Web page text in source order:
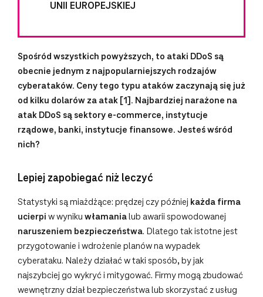
UNII EUROPEJSKIEJ
Spośród wszystkich powyższych, to ataki DDoS są
obecnie jednym z najpopularniejszych rodzajów
cyberataków. Ceny tego typu ataków zaczynają się już
od kilku dolarów za atak [1]. Najbardziej narażone na
atak DDoS są sektory e-commerce, instytucje
rządowe, banki, instytucje finansowe. Jesteś wśród
nich?
Lepiej zapobiegać niż leczyć
Statystyki są miażdżące: prędzej czy później każda firma
ucierpi w wyniku włamanialub awarii spowodowanej
naruszeniem bezpieczeństwa. Dlatego tak istotne jest
przygotowanie i wdrożenie planów na wypadek
cyberataku. Należy działać w taki sposób, by jak
najszybciej go wykryć i mitygować. Firmy mogą zbudować
wewnętrzny dział bezpieczeństwa lub skorzystać z usług